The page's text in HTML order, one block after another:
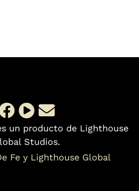
un producto de Lighthouse
Studios.
Fe y Lighthouse Global